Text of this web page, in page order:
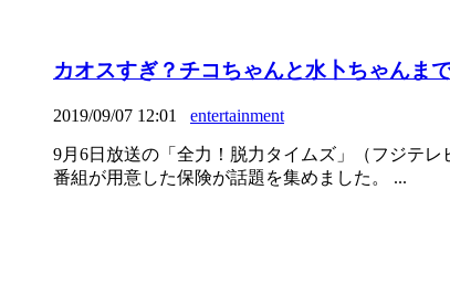
カオスすぎ？チコちゃんと水卜ちゃんま
2019/09/07 12:01 entertainment
9月6日放送の「全力！脱力タイムズ」（フジテ
番組が用意した保険が話題を集めました。 ...